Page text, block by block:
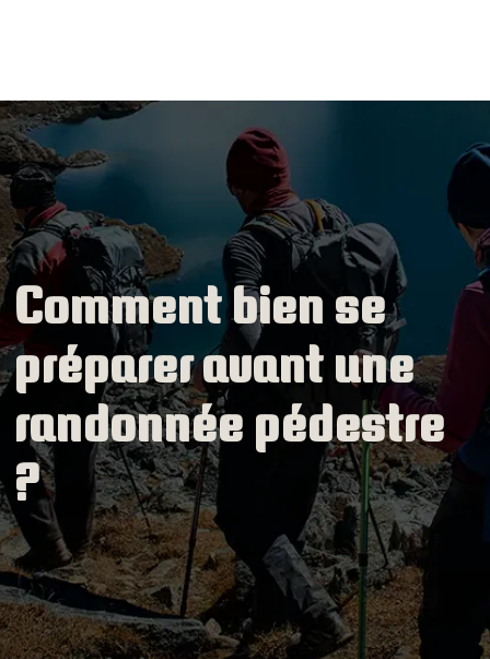
Comment bien se
préparer avant une
randonnée pédestre
?